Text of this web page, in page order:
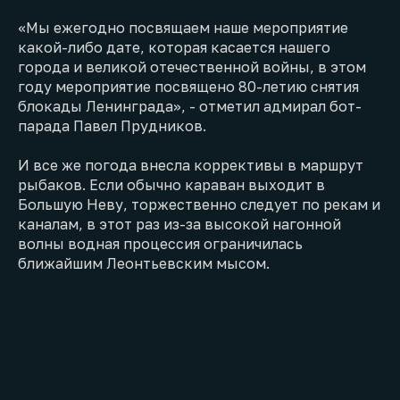
«Мы ежегодно посвящаем наше мероприятие
какой-либо дате, которая касается нашего
города и великой отечественной войны, в этом
году мероприятие посвящено 80-летию снятия
блокады Ленинграда», - отметил адмирал бот-
парада Павел Прудников.
И все же погода внесла коррективы в маршрут
рыбаков. Если обычно караван выходит в
Большую Неву, торжественно следует по рекам и
каналам, в этот раз из-за высокой нагонной
волны водная процессия ограничилась
ближайшим Леонтьевским мысом.